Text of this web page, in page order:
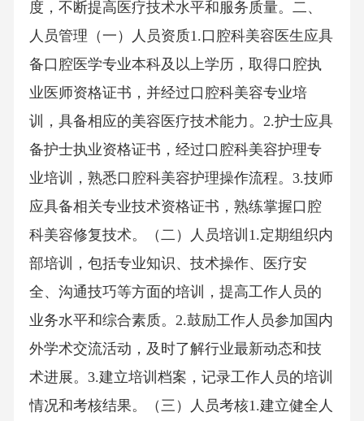
度，不断提高医疗技术水平和服务质量。二、
人员管理（一）人员资质1.口腔科美容医生应具
备口腔医学专业本科及以上学历，取得口腔执
业医师资格证书，并经过口腔科美容专业培
训，具备相应的美容医疗技术能力。2.护士应具
备护士执业资格证书，经过口腔科美容护理专
业培训，熟悉口腔科美容护理操作流程。3.技师
应具备相关专业技术资格证书，熟练掌握口腔
科美容修复技术。（二）人员培训1.定期组织内
部培训，包括专业知识、技术操作、医疗安
全、沟通技巧等方面的培训，提高工作人员的
业务水平和综合素质。2.鼓励工作人员参加国内
外学术交流活动，及时了解行业最新动态和技
术进展。3.建立培训档案，记录工作人员的培训
情况和考核结果。（三）人员考核1.建立健全人